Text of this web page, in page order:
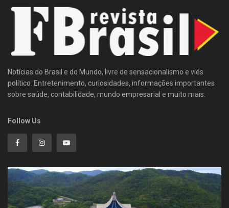
Notícias do Brasil e do Mundo, livre de sensacionalismo e viés
político. Entretenimento, curiosidades, informações importantes
sobre saúde, contabilidade, mundo empresarial e muito mais.
Follow Us